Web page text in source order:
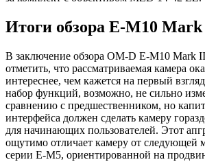
Итоги обзора E-M10
В заключение обзора OM-D E-M10 Mark
отметить, что рассматриваемая камера
интереснее, чем кажется на первый
набор функций, возможно, не сильно
сравнению с предшественником, но
интерфейса должен сделать камеру
для начинающих пользователей. Этот
ощутимо отличает камеру от следующей
серии E-M5, ориентированной на